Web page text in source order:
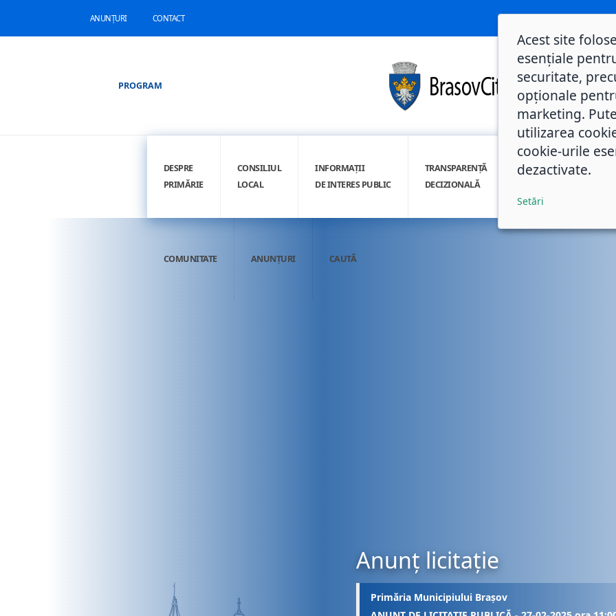
ANUNȚURI CONTACT
PROGRAM
DESPRE
PRIMĂRIE
CONSILIUL
LOCAL
INFORMAȚII
DE INTERES PUBLIC
TRANSPARENȚĂ
DECIZIONALĂ
INTEGRITATE
COMUNITATE ANUNȚURI CAUTĂ
Anunț licitație
Primăria Municipiului Brașov
Acest site
esențiale
securitate,
opționale
marketing.
utilizarea
cookie-urile
dezactivate.
Setări